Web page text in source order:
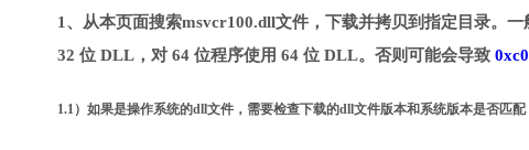
1、从本页面搜索msvcr100.dll文件，下载并拷贝到指定目录。
32 位 DLL，对 64 位程序使用 64 位 DLL。否则可能会导致
1.1）如果是操作系统的dll文件，需要检查下载的dll文件版本和系统版本是否匹配